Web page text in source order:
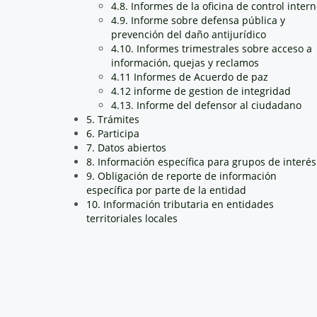
4.8. Informes de la oficina de control
4.9. Informe sobre defensa pública y
prevención del daño antijurídico
4.10. Informes trimestrales sobre acceso a
información, quejas y reclamos
4.11 Informes de Acuerdo de paz
4.12 informe de gestion de integridad
4.13. Informe del defensor al ciudadano
5. Trámites
6. Participa
7. Datos abiertos
8. Información específica para grupos de interés
9. Obligación de reporte de información
específica por parte de la entidad
10. Información tributaria en entidades
territoriales locales